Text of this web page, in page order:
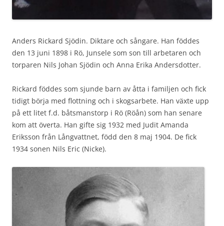
Anders Rickard Sjödin. Diktare och sångare. Han föddes
den 13 juni 1898 i Rö, Junsele som son till arbetaren och
torparen Nils Johan Sjödin och Anna Erika Andersdotter.
Rickard föddes som sjunde barn av åtta i familjen och fick
tidigt börja med flottning och i skogsarbete. Han växte upp
på ett litet f.d. båtsmanstorp i Rö (Röån) som han senare
kom att överta. Han gifte sig 1932 med Judit Amanda
Eriksson från Långvattnet, född den 8 maj 1904. De fick
1934 sonen Nils Eric (Nicke).